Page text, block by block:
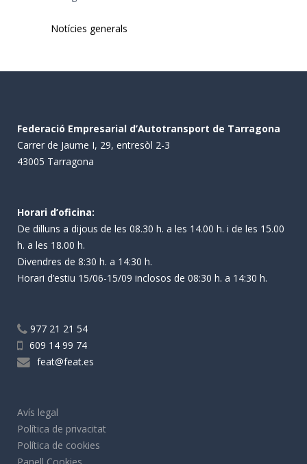
Notícies generals
Federació Empresarial d’Autotransport de Tarragona
Carrer de Jaume I, 29, entresòl 2-3
43005 Tarragona
Horari d’oficina:
De dilluns a dijous de les 08.30 h. a les 14.00 h. i de les 15.00
h. a les 18.00 h.
Divendres de 8:30 h. a 14:30 h.
Horari d’estiu 15/06-15/09 inclosos de 08:30 h. a 14:30 h.
977 21 21 54
609 14 99 74
feat@feat.es
Avís legal
Política de privacitat
Política de cookies